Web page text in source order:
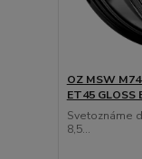
OZ MSW
ET45 GLOSS
Svetoznáme
8,5...